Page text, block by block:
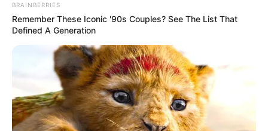
BRAINBERRIES
Remember These Iconic '90s Couples? See The List That
Defined A Generation